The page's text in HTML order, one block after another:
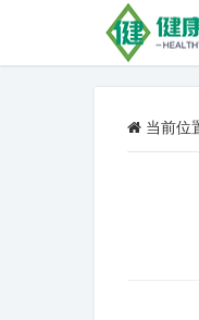
当前位